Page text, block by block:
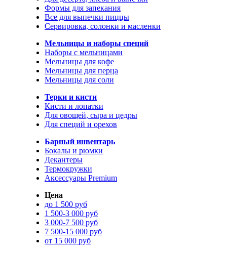
Формы для запекания
Все для выпечки пиццы
Сервировка, солонки и масленки
Мельницы и наборы специй
Наборы с мельницами
Мельницы для кофе
Мельницы для перца
Мельницы для соли
Терки и кисти
Кисти и лопатки
Для овощей, сыра и цедры
Для специй и орехов
Барный инвентарь
Бокалы и рюмки
Декантеры
Термокружки
Аксессуары Premium
Цена
до 1 500 руб
1 500-3 000 руб
3 000-7 500 руб
7 500-15 000 руб
от 15 000 руб